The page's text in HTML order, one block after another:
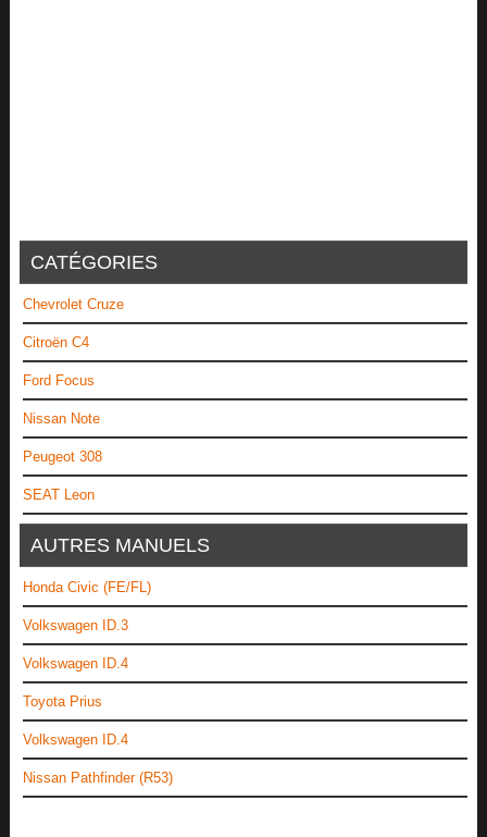
CATÉGORIES
Chevrolet Cruze
Citroën C4
Ford Focus
Nissan Note
Peugeot 308
SEAT Leon
AUTRES MANUELS
Honda Civic (FE/FL)
Volkswagen ID.3
Volkswagen ID.4
Toyota Prius
Volkswagen ID.4
Nissan Pathfinder (R53)